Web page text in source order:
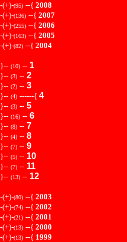
-(+)-(95) --{ 2008
-(+)-(136) --{ 2007
-(+)-(255) --{ 2006
-(+)-(163) --{ 2005
-(+)-(82) --{ 2004
}-- (10) -- 1
}-- (3) -- 2
}-- (2) -- 3
}-- (4) ------{ 4
}-- (3) -- 5
}-- (16) -- 6
}-- (8) -- 7
}-- (4) -- 8
}-- (7) -- 9
}-- (5) -- 10
}-- (7) -- 11
}-- (13) -- 12
-(+)-(80) --{ 2003
-(+)-(74) --{ 2002
-(+)-(21) --{ 2001
-(+)-(13) --{ 2000
-(+)-(13) --{ 1999